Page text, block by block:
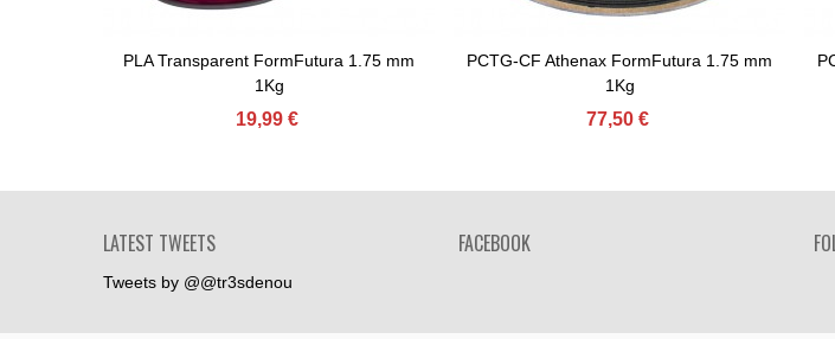
Afegir Al Carret
PLA Transparent FormFutura 1.75 mm
1Kg
19,99 €
Afegir Al Carret
PCTG-CF Athenax FormFutura 1.75 mm
1Kg
77,50 €
LATEST TWEETS
Tweets by @@tr3sdenou
FACEBOOK